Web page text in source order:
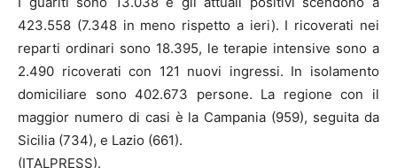
423.558 (7.348 in meno rispetto a ieri). I ricoverati nei
reparti ordinari sono 18.395, le terapie intensive sono a
2.490 ricoverati con 121 nuovi ingressi. In isolamento
domiciliare sono 402.673 persone. La regione con il
maggior numero di casi è la Campania (959), seguita da
Sicilia (734), e Lazio (661).
(ITALPRESS).